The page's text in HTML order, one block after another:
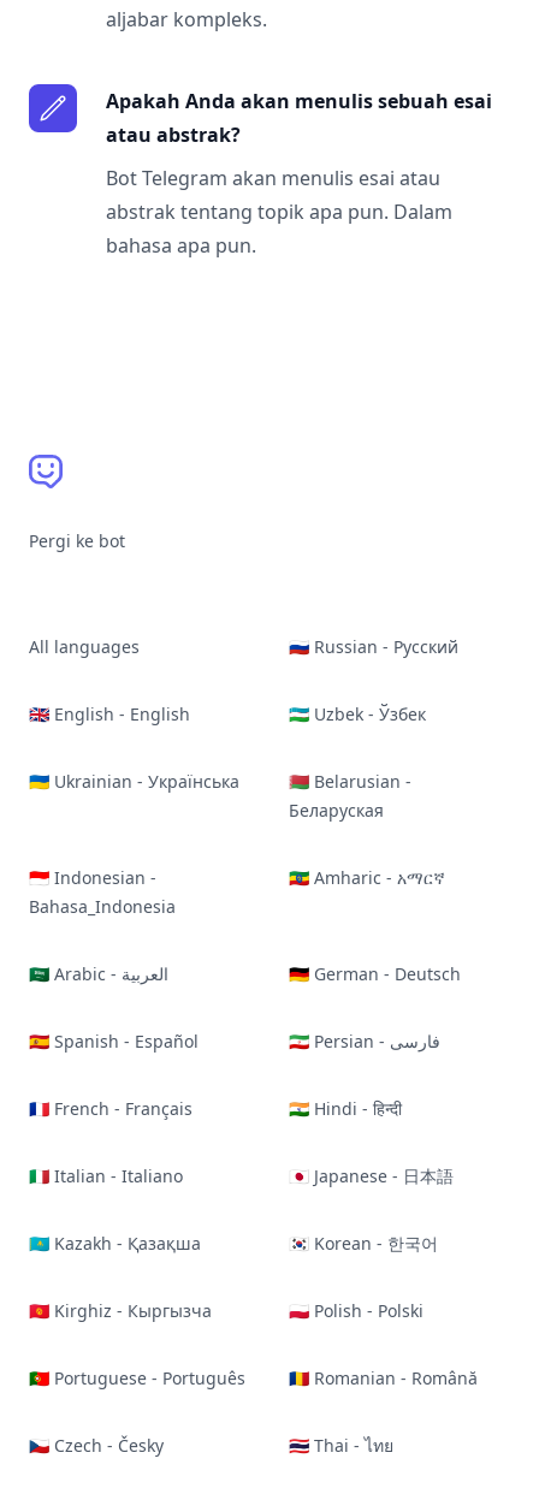
aljabar kompleks.
Apakah Anda akan menulis sebuah esai
atau abstrak?
Bot Telegram akan menulis esai atau
abstrak tentang topik apa pun. Dalam
bahasa apa pun.
Pergi ke bot
All languages 🇷🇺 Russian - Русский
🇬🇧 English - English 🇺🇿 Uzbek - Ўзбек
🇺🇦 Ukrainian - Українська
🇧🇾 Belarusian -
Беларуская
🇮🇩 Indonesian -
Bahasa_Indonesia
🇪🇹 Amharic - አማርኛ
🇸🇦 Arabic - العربية 🇩🇪 German - Deutsch
🇪🇸 Spanish - Español 🇮🇷 Persian - فارسی
🇫🇷 French - Français 🇮🇳 Hindi - हिन्दी
🇮🇹 Italian - Italiano 🇯🇵 Japanese - 日本語
🇰🇿 Kazakh - Қазақша 🇰🇷 Korean - 한국어
🇰🇬 Kirghiz - Кыргызча 🇵🇱 Polish - Polski
🇵🇹 Portuguese - Português 🇷🇴 Romanian - Română
🇨🇿 Czech - Česky 🇹🇭 Thai - ไทย